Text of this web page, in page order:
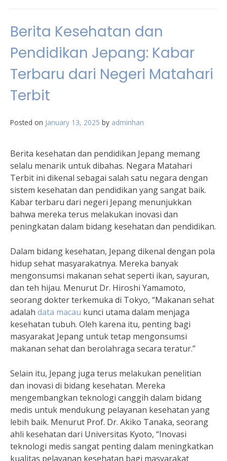
Berita Kesehatan dan
Pendidikan Jepang: Kabar
Terbaru dari Negeri Matahari
Terbit
Posted on January 13, 2025 by adminhan
Berita kesehatan dan pendidikan Jepang memang
selalu menarik untuk dibahas. Negara Matahari
Terbit ini dikenal sebagai salah satu negara dengan
sistem kesehatan dan pendidikan yang sangat baik.
Kabar terbaru dari negeri Jepang menunjukkan
bahwa mereka terus melakukan inovasi dan
peningkatan dalam bidang kesehatan dan pendidikan.
Dalam bidang kesehatan, Jepang dikenal dengan pola
hidup sehat masyarakatnya. Mereka banyak
mengonsumsi makanan sehat seperti ikan, sayuran,
dan teh hijau. Menurut Dr. Hiroshi Yamamoto,
seorang dokter terkemuka di Tokyo, “Makanan sehat
adalah data macau kunci utama dalam menjaga
kesehatan tubuh. Oleh karena itu, penting bagi
masyarakat Jepang untuk tetap mengonsumsi
makanan sehat dan berolahraga secara teratur.”
Selain itu, Jepang juga terus melakukan penelitian
dan inovasi di bidang kesehatan. Mereka
mengembangkan teknologi canggih dalam bidang
medis untuk mendukung pelayanan kesehatan yang
lebih baik. Menurut Prof. Dr. Akiko Tanaka, seorang
ahli kesehatan dari Universitas Kyoto, “Inovasi
teknologi medis sangat penting dalam meningkatkan
kualitas pelayanan kesehatan bagi masyarakat